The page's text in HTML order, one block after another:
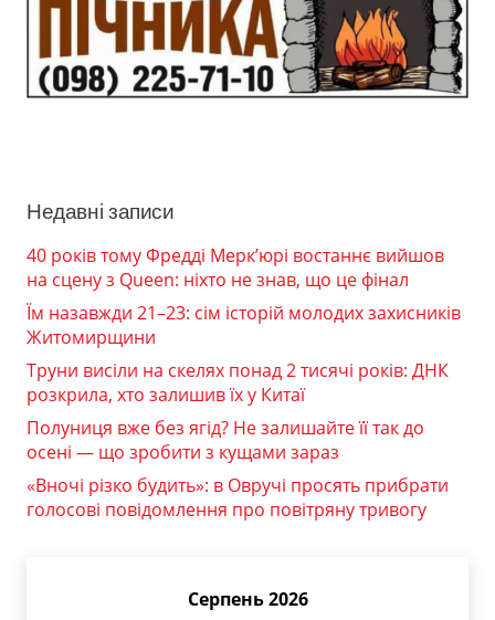
Недавні записи
40 років тому Фредді Мерк’юрі востаннє вийшов
на сцену з Queen: ніхто не знав, що це фінал
Їм назавжди 21–23: сім історій молодих захисників
Житомирщини
Труни висіли на скелях понад 2 тисячі років: ДНК
розкрила, хто залишив їх у Китаї
Полуниця вже без ягід? Не залишайте її так до
осені — що зробити з кущами зараз
«Вночі різко будить»: в Овручі просять прибрати
голосові повідомлення про повітряну тривогу
Серпень 2026